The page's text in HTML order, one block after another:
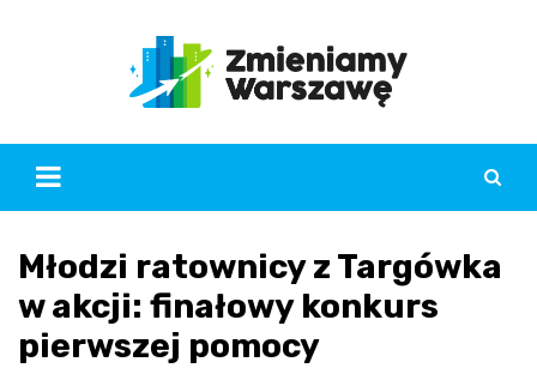
Młodzi ratownicy z Targówka
w akcji: finałowy konkurs
pierwszej pomocy